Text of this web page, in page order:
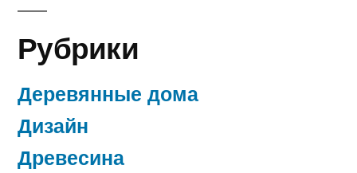
Рубрики
Деревянные дома
Дизайн
Древесина